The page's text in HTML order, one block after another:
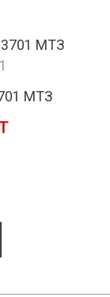
МТЗ